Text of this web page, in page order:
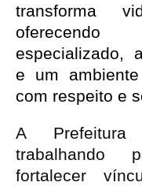
transforma
oferecendo
especializado,
e um
com respeito e
A
trabalhando
fortalecer